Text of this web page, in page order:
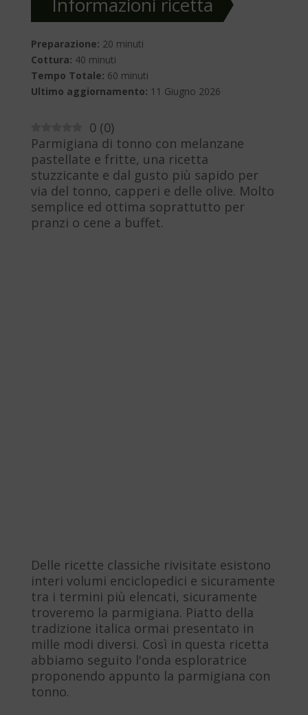
Preparazione: 20 minuti
Cottura: 40 minuti
Tempo Totale: 60 minuti
Ultimo aggiornamento: 11 Giugno 2026
0 (0)
Parmigiana di tonno con melanzane
pastellate e fritte, una ricetta
stuzzicante e dal gusto più sapido per
via del tonno, capperi e delle olive. Molto
semplice ed ottima soprattutto per
pranzi o cene a buffet.
Delle ricette classiche rivisitate esistono
interi volumi enciclopedici e sicuramente
tra i termini più elencati, sicuramente
troveremo la parmigiana. Piatto della
tradizione italica ormai presentato in
mille modi diversi. Così in questa ricetta
abbiamo seguito l'onda esploratrice
proponendo appunto la parmigiana con
tonno.